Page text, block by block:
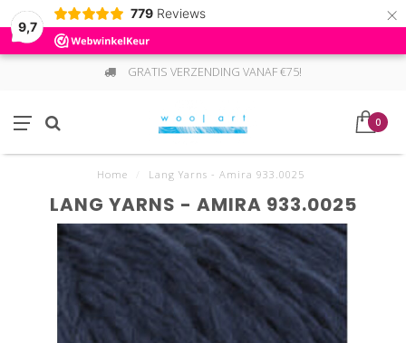
9,7
779 Reviews ×
GRATIS VERZENDING VANAF €75!
0
Home Lang Yarns - Amira 933.0025
LANG YARNS - AMIRA 933.0025